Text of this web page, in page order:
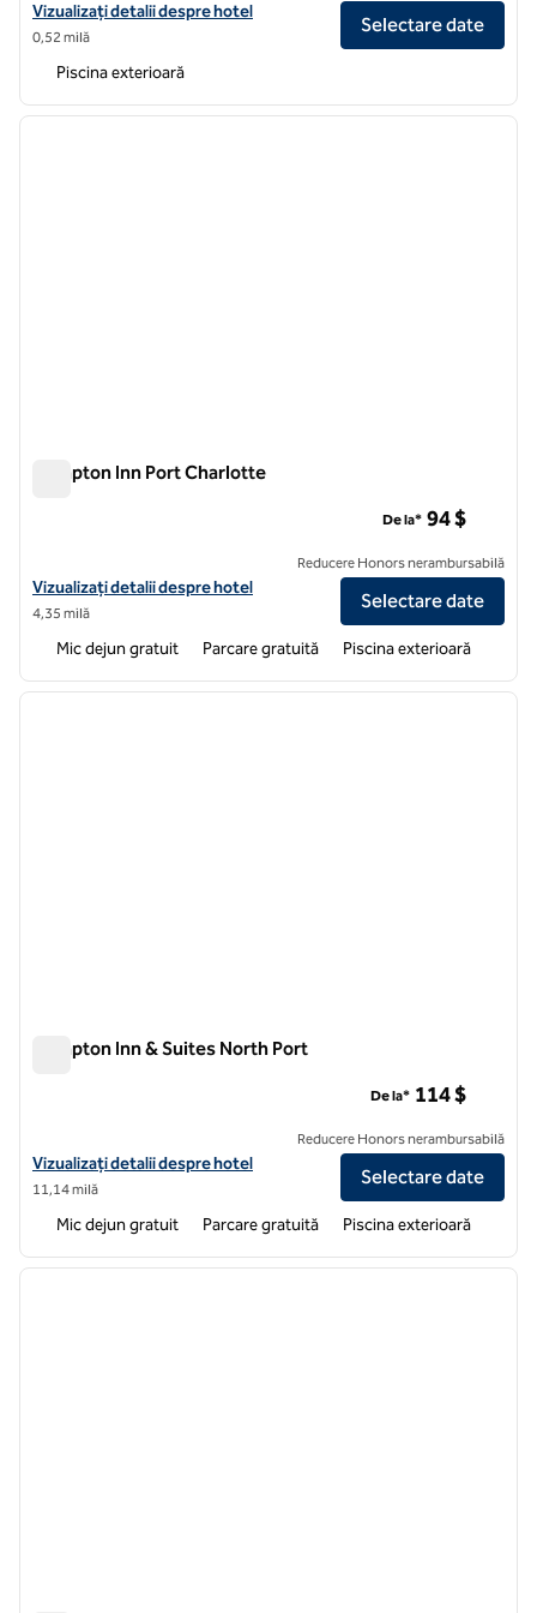
Vizualizați detaliile hotelului pentru Sunsuites Villas în Sunseeker
Vizualizați detalii despre hotel
0,52 milă
Selectare date
Piscina exterioară
1 din 12
Hampton Inn Port Charlotte
Vizualizați detaliile hotelului pentru Hampton Inn Port Charlotte
Vizualizați detalii despre hotel
4,35 milă
De la* 94 $
Reducere Honors nerambursabilă
Selectare date
Mic dejun gratuit Parcare gratuită Piscina exterioară
1 din 12
Hampton Inn & Suites North Port
Vizualizați detaliile hotelului pentru Hampton Inn & Suites North Port
Vizualizați detalii despre hotel
11,14 milă
De la* 114 $
Reducere Honors nerambursabilă
Selectare date
Mic dejun gratuit Parcare gratuită Piscina exterioară
1 din 12